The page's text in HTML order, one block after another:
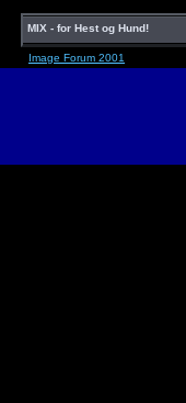
MIX - for Hest og Hund!
Image Forum 2001